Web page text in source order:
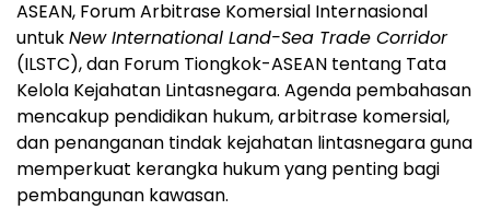
ASEAN, Forum Arbitrase Komersial Internasional
untukNew International Land-Sea Trade Corridor
(ILSTC), dan Forum Tiongkok-ASEAN tentang Tata
Kelola Kejahatan Lintasnegara. Agenda pembahasan
mencakup pendidikan hukum, arbitrase komersial,
dan penanganan tindak kejahatan lintasnegara guna
memperkuat kerangka hukum yang penting bagi
pembangunan kawasan.